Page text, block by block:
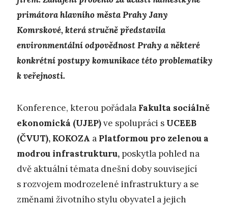
primátora hlavního města Prahy Jany
Komrskové, která stručně představila
environmentální odpovědnost Prahy a některé
konkrétní postupy komunikace této problematiky
k veřejnosti.
Konference, kterou pořádala Fakulta sociálně
ekonomická (UJEP)ve spolupráci s UCEEB
(ČVUT), KOKOZA a Platformou pro zelenou a
modrou infrastrukturu, poskytla pohled na
dvě aktuální témata dnešní doby související
s rozvojem modrozelené infrastruktury a se
změnami životního stylu obyvatel a jejich